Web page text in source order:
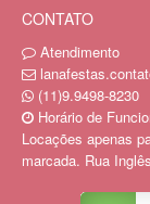
CONTATO
Atendimento
(11)9.9498-8230
Horário de
Locações apenas
marcada. Rua